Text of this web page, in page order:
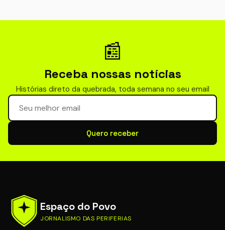
📰
Receba nossas notícias
Histórias direto da quebrada, toda semana no seu email
Seu email para newsletter
Quero receber
Espaço do Povo
JORNALISMO DAS PERIFERIAS